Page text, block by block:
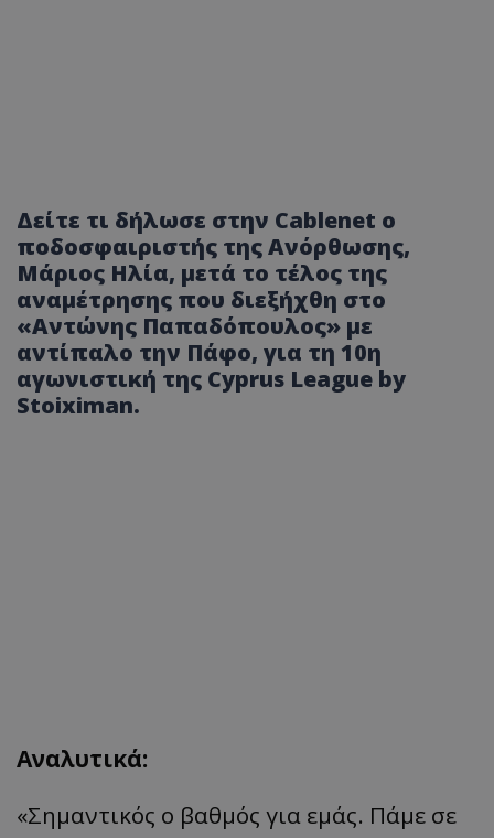
Δείτε τι δήλωσε στην Cablenet ο
ποδοσφαιριστής της Ανόρθωσης,
Μάριος Ηλία, μετά το τέλος της
αναμέτρησης που διεξήχθη στο
«Αντώνης Παπαδόπουλος» με
αντίπαλο την Πάφο, για τη 10η
αγωνιστική της Cyprus League by
Stoiximan.
Αναλυτικά:
«Σημαντικός ο βαθμός για εμάς. Πάμε σε